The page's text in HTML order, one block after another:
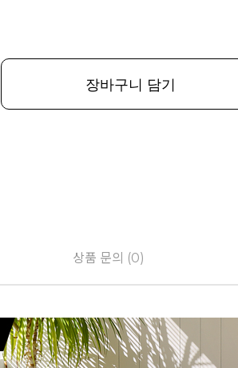
장바구니 담기
상품 문의 (0)